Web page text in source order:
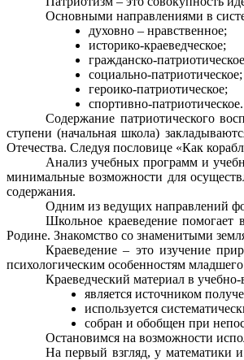
Основными направлениями в
духовно – нравственное;
историко-краеведческое;
гражданско-
социально-патриотическое;
героико-патриотическое;
спортивно-
Содержание патриотического
ступени (начальная школа)
Отечества. Следуя пословице «Как
Анализ учебных программ и
минимальные возможности для
содержания.
Одним из ведущих направлений
Школьное краеведение
Родине. Знакомство со знаменитыми
Краеведение – это изучение
психологическим особенностям
Краеведческий материал в
является источником
используется
собран и обобщен при
Остановимся на возможности
На первый взгляд, у математики